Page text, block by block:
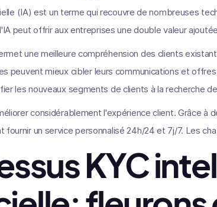
(IA) est un terme qui recouvre de nombreuses
peut offrir aux entreprises une double valeur
une meilleure compréhension des clients
peuvent mieux cibler leurs communications et
les nouveaux segments de clients à la recherche
considérablement l'expérience client. Grâce à
fournir un service personnalisé 24h/24 et 7j/7. Les
KYC